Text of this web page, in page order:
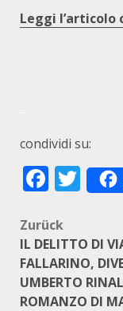
Leggi
condividi su:
Zurück
IL DELITTO DI
FALLARINO,
UMBERTO
ROMANZO DI